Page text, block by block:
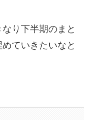
り下半期のまと
ていきたいなと